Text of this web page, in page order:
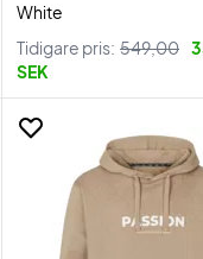
White
Tidigare pris: 549,00
SEK